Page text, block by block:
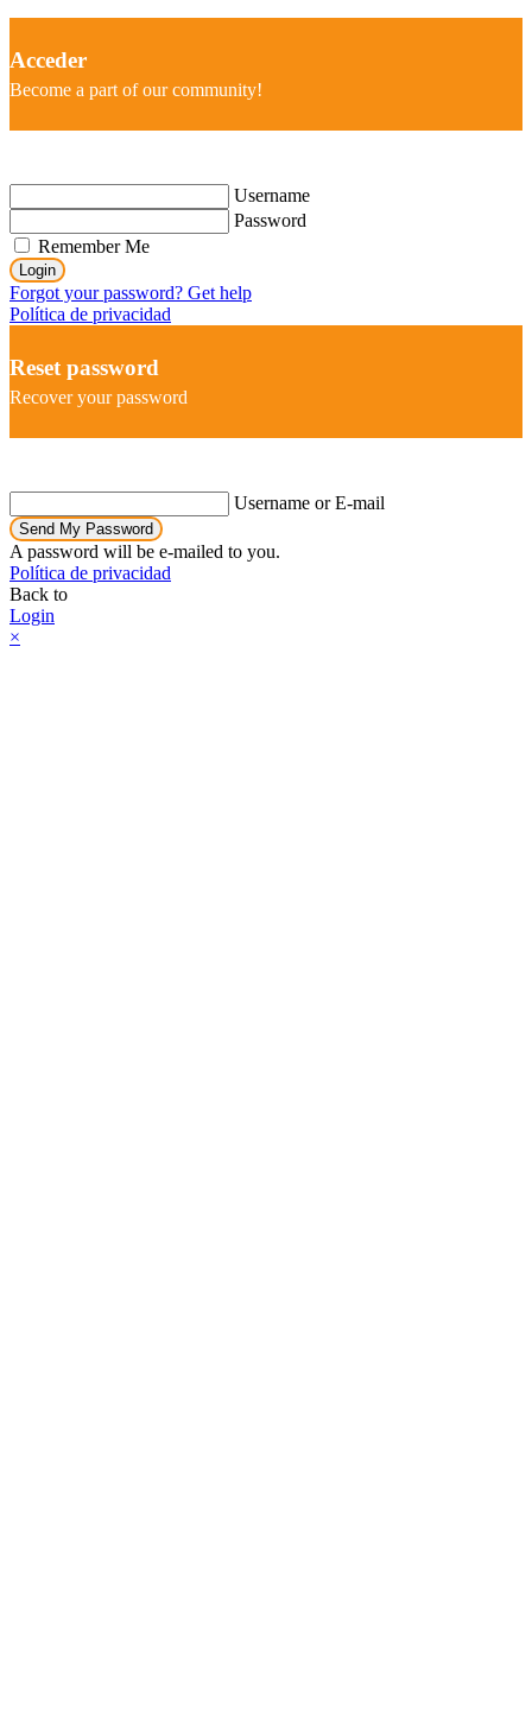
Acceder
Become a part of our community!
Username
Password
Remember Me
Login
Forgot your password? Get help
Política de privacidad
Reset password
Recover your password
Username or E-mail
Send My Password
A password will be e-mailed to you.
Política de privacidad
Back to
Login
×